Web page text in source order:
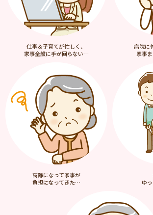
仕事＆子育てが忙しく、
家事全般に手が回らない…
病院に
家事
高齢になって家事が
負担になってきた…
ゆ